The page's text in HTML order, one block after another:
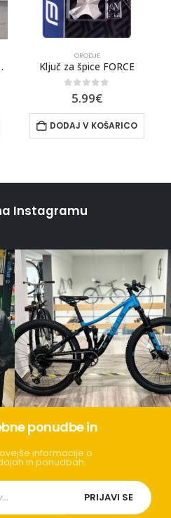
ORODJE
Topeak Orodje Alien II
out of 5
49.99€ 42.99
DODAJ V KOŠARICO
Instagramu
ponudbe in
informacije o
in ponudbah.